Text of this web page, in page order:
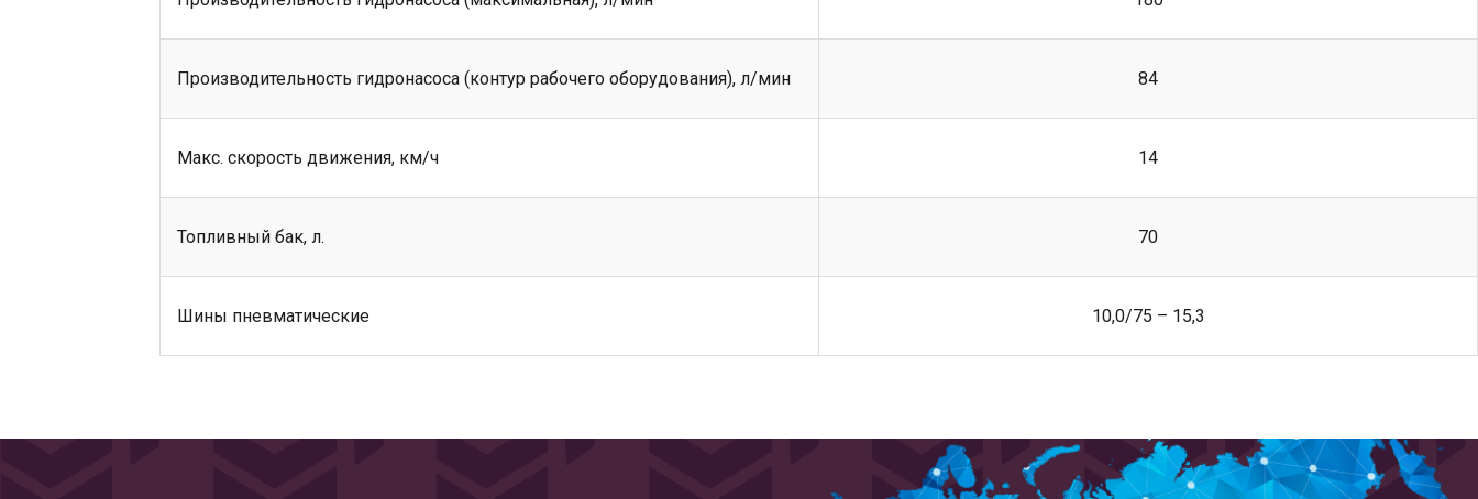
Производительность гидронасоса (контур рабочего оборудования), л/мин 84
Макс. скорость движения, км/ч 14
Топливный бак, л. 70
Шины пневматические 10,0/75 – 15,3